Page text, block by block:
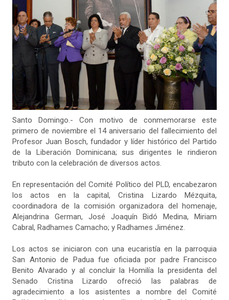
Santo Domingo.- Con motivo de conmemorarse este
primero de noviembre el 14 aniversario del fallecimiento del
Profesor Juan Bosch, fundador y líder histórico del Partido
de la Liberación Dominicana; sus dirigentes le rindieron
tributo con la celebración de diversos actos.
En representación del Comité Político del PLD, encabezaron
los actos en la capital, Cristina Lizardo Mézquita,
coordinadora de la comisión organizadora del homenaje,
Alejandrina German, José Joaquín Bidó Medina, Miriam
Cabral, Radhames Camacho; y Radhames Jiménez.
Los actos se iniciaron con una eucaristía en la parroquia
San Antonio de Padua fue oficiada por padre Francisco
Benito Alvarado y al concluir la Homilía la presidenta del
Senado Cristina Lizardo ofreció las palabras de
agradecimiento a los asistentes a nombre del Comité